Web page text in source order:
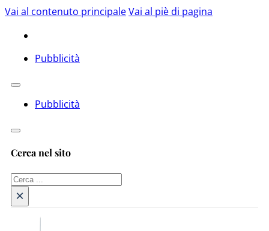
Vai al contenuto principaleVai al piè di pagina
Pubblicità
Pubblicità
Cerca nel sito
Cerca
×